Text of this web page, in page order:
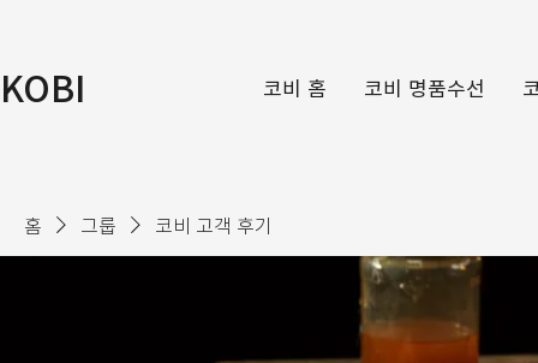
KOBI 코비 홈 코비 명품수선
홈 그룹 코비 고객 후기